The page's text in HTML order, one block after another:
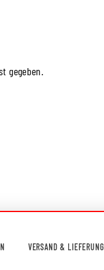
gegeben.
VERSAND & LIEFERUNG